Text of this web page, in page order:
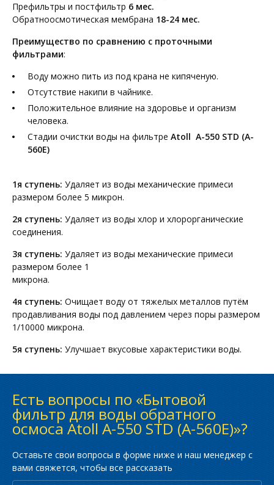
Префильтры и постфильтр 6 мес.
Обратноосмотическая мембрана 18-24 мес.
Преимущество по сравнению с проточными
фильтрами:
Воду можно пить из под крана не кипяченую.
Отсутствие накипи в чайнике.
Положительное влияние на здоровье и организм
человека.
Стадии очистки воды на фильтре Atoll A-550 STD (A-
560E)
1я ступень: Удаляет из воды механические примеси
размером более 5 микрон.
2я ступень: Удаляет из воды хлор и хлорорганические
соединения.
3я ступень: Удаляет из воды механические примеси
размером более 1
микрона.
4я ступень: Очищает воду от тяжелых металлов путём
продавливания воды под давлением через поры размером
1/10000 микрона.
5я ступень: Улучшает вкусовые характеристики воды.
Есть вопросы по «Бытовой
фильтр для воды обратного
осмоса Atoll A-550 STD (A-560E)»?
Оставьте свои вопросы в форме ниже и наш менеджер с
вами свяжется, чтобы все рассказать